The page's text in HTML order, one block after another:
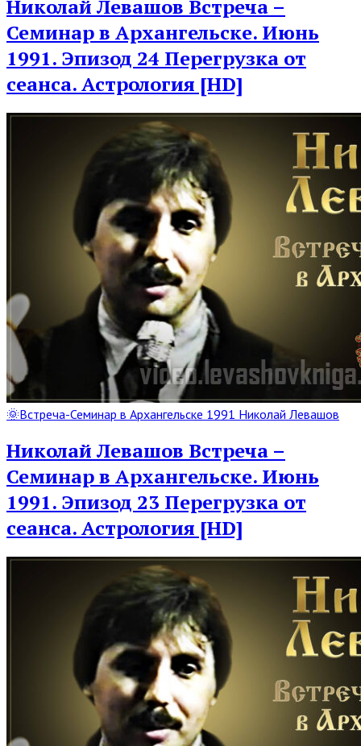
Николай Левашов Встреча –
Семинар в Архангельске. Июнь
1991. Эпизод 24 Перегрузка от
сеанса. Астрология [HD]
Read
Post
🌞Встреча-Семинар в Архангельске 1991 Николай Левашов
Николай Левашов Встреча –
Семинар в Архангельске. Июнь
1991. Эпизод 23 Перегрузка от
сеанса. Астрология [HD]